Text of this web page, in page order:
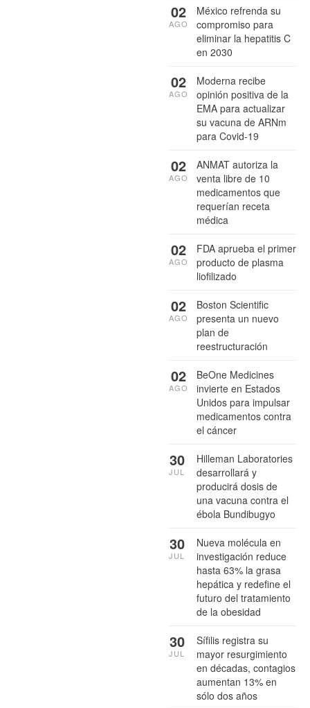
México refrenda su
compromiso para
eliminar la hepatitis C
en 2030
02
AGO
Moderna recibe
opinión positiva de la
EMA para actualizar
su vacuna de ARNm
para Covid-19
02
AGO
ANMAT autoriza la
venta libre de 10
medicamentos que
requerían receta
médica
02
AGO
FDA aprueba el primer
producto de plasma
liofilizado
02
AGO
Boston Scientific
presenta un nuevo
plan de
reestructuración
02
AGO
BeOne Medicines
invierte en Estados
Unidos para impulsar
medicamentos contra
el cáncer
02
AGO
Hilleman Laboratories
desarrollará y
producirá dosis de
una vacuna contra el
ébola Bundibugyo
30
JUL
Nueva molécula en
investigación reduce
hasta 63% la grasa
hepática y redefine el
futuro del tratamiento
de la obesidad
30
JUL
Sífilis registra su
mayor resurgimiento
en décadas, contagios
aumentan 13% en
sólo dos años
30
JUL